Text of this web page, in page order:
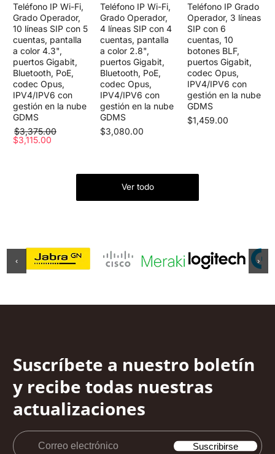
Teléfono IP Wi-Fi,
Grado Operador,
10 líneas SIP con 5
cuentas, pantalla
a color 4.3",
puertos Gigabit,
Bluetooth, PoE,
codec Opus,
IPV4/IPV6 con
gestión en la nube
GDMS
$3,375.00
$3,115.00
Teléfono IP Wi-Fi,
Grado Operador,
4 líneas SIP con 4
cuentas, pantalla
a color 2.8",
puertos Gigabit,
Bluetooth, PoE,
codec Opus,
IPV4/IPV6 con
gestión en la nube
GDMS
$3,080.00
Teléfono IP Grado
Operador, 3 líneas
SIP con 6
cuentas, 10
botones BLF,
puertos Gigabit,
codec Opus,
IPV4/IPV6 con
gestión en la nube
GDMS
$1,459.00
Ver todo
‹ ›
Suscríbete a nuestro boletín
y recibe todas nuestras
actualizaciones
Correo Suscribirse